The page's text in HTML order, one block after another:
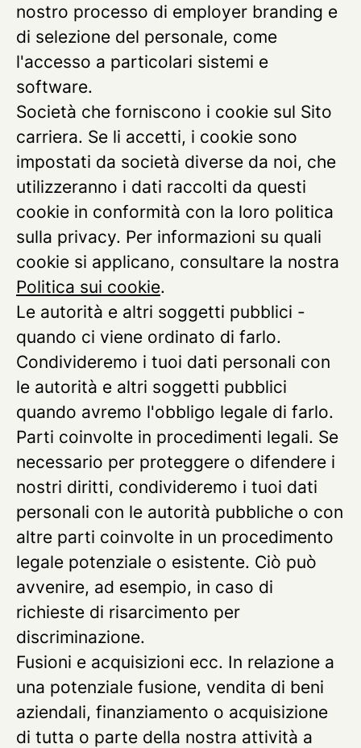
nostro processo di employer branding e
di selezione del personale, come
l'accesso a particolari sistemi e
software.
Società che forniscono i cookie sul Sito
carriera. Se li accetti, i cookie sono
impostati da società diverse da noi, che
utilizzeranno i dati raccolti da questi
cookie in conformità con la loro politica
sulla privacy. Per informazioni su quali
cookie si applicano, consultare la nostra
Politica sui cookie.
Le autorità e altri soggetti pubblici -
quando ci viene ordinato di farlo.
Condivideremo i tuoi dati personali con
le autorità e altri soggetti pubblici
quando avremo l'obbligo legale di farlo.
Parti coinvolte in procedimenti legali. Se
necessario per proteggere o difendere i
nostri diritti, condivideremo i tuoi dati
personali con le autorità pubbliche o con
altre parti coinvolte in un procedimento
legale potenziale o esistente. Ciò può
avvenire, ad esempio, in caso di
richieste di risarcimento per
discriminazione.
Fusioni e acquisizioni ecc. In relazione a
una potenziale fusione, vendita di beni
aziendali, finanziamento o acquisizione
di tutta o parte della nostra attività a